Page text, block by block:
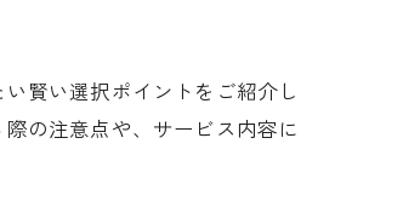
賢い選択ポイントをご紹介し
の注意点や、サービス内容に